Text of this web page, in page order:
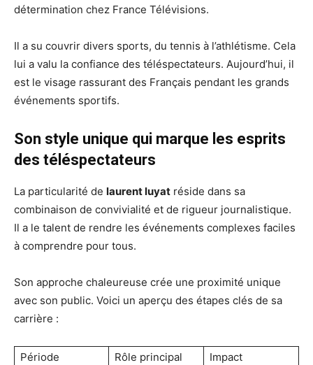
détermination chez France Télévisions.
Il a su couvrir divers sports, du tennis à l’athlétisme. Cela
lui a valu la confiance des téléspectateurs. Aujourd’hui, il
est le visage rassurant des Français pendant les grands
événements sportifs.
Son style unique qui marque les esprits
des téléspectateurs
La particularité de laurent luyat réside dans sa
combinaison de convivialité et de rigueur journalistique.
Il a le talent de rendre les événements complexes faciles
à comprendre pour tous.
Son approche chaleureuse crée une proximité unique
avec son public. Voici un aperçu des étapes clés de sa
carrière :
Période Rôle principal Impact